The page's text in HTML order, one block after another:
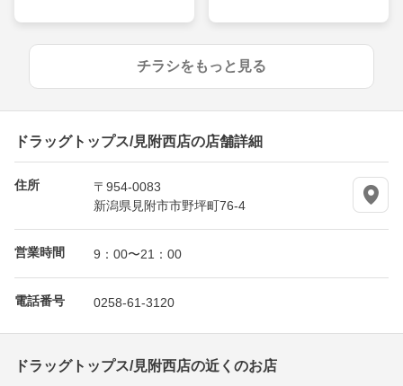
チラシをもっと見る
ドラッグトップス/見附西店の店舗詳細
住所
〒954-0083
新潟県見附市市野坪町76-4
営業時間 9：00〜21：00
電話番号 0258-61-3120
ドラッグトップス/見附西店の近くのお店